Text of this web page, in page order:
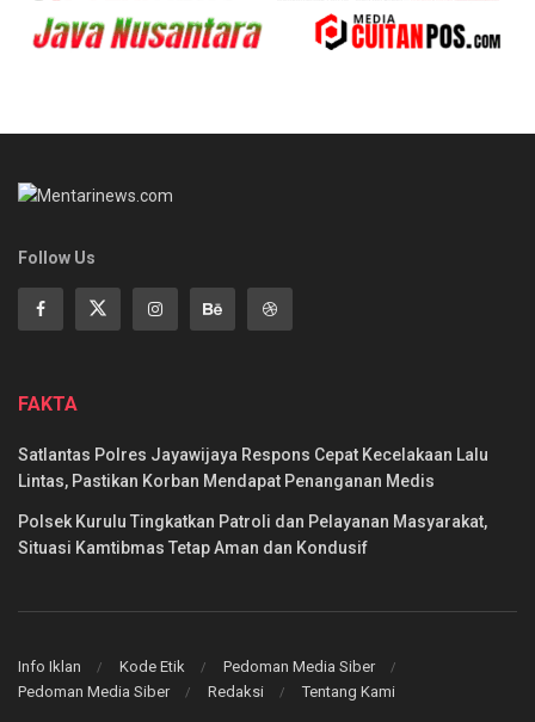
Follow Us
FAKTA
Satlantas Polres Jayawijaya Respons Cepat Kecelakaan Lalu
Lintas, Pastikan Korban Mendapat Penanganan Medis
Polsek Kurulu Tingkatkan Patroli dan Pelayanan Masyarakat,
Situasi Kamtibmas Tetap Aman dan Kondusif
Info Iklan Kode Etik
Pedoman Media Siber
Pedoman Media Siber
Redaksi Tentang Kami